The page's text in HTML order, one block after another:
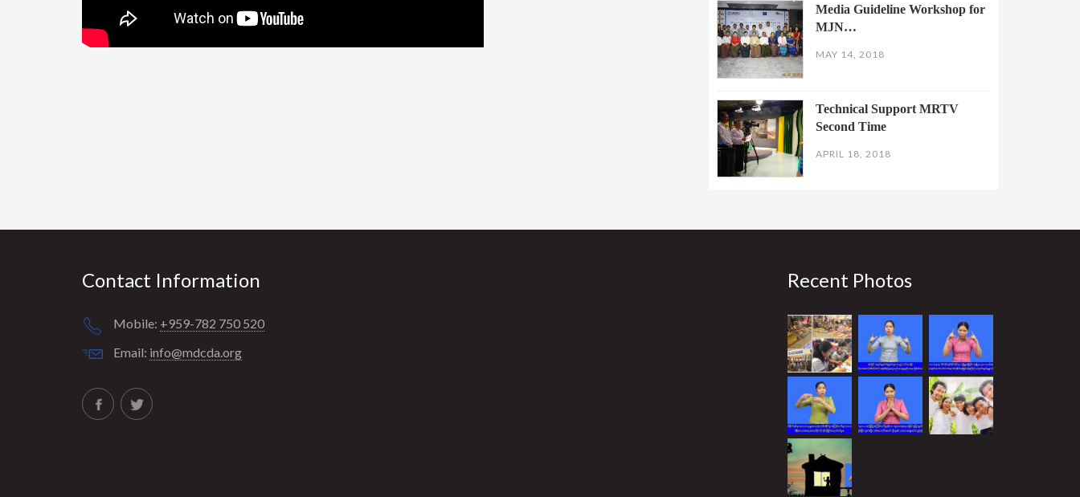
Media Guideline Workshop for
MJN…
MAY 14, 2018
Technical Support MRTV
Second Time
APRIL 18, 2018
Contact Information
Mobile: +959-782 750 520
Email: info@mdcda.org
Recent Photos